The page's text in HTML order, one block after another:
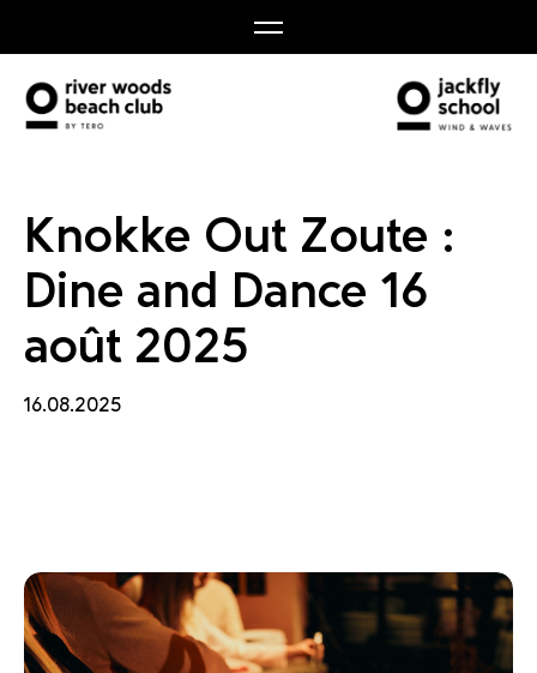
Knokke Out Zoute :
Dine and Dance 16
août 2025
16.08.2025